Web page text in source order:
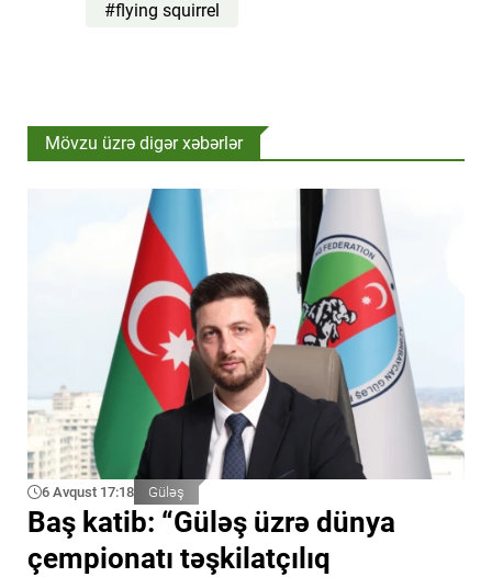
#flying squirrel
Mövzu üzrə digər xəbərlər
6 Avqust 17:18 Güləş
Baş katib: “Güləş üzrə dünya
çempionatı təşkilatçılıq